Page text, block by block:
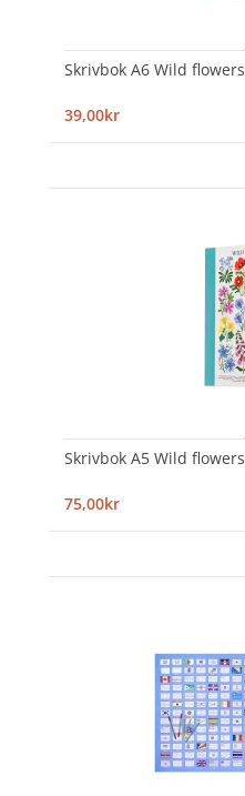
Skrivbok A6 Wild flowers
39,00kr
Skrivbok A5 Wild flowers
75,00kr